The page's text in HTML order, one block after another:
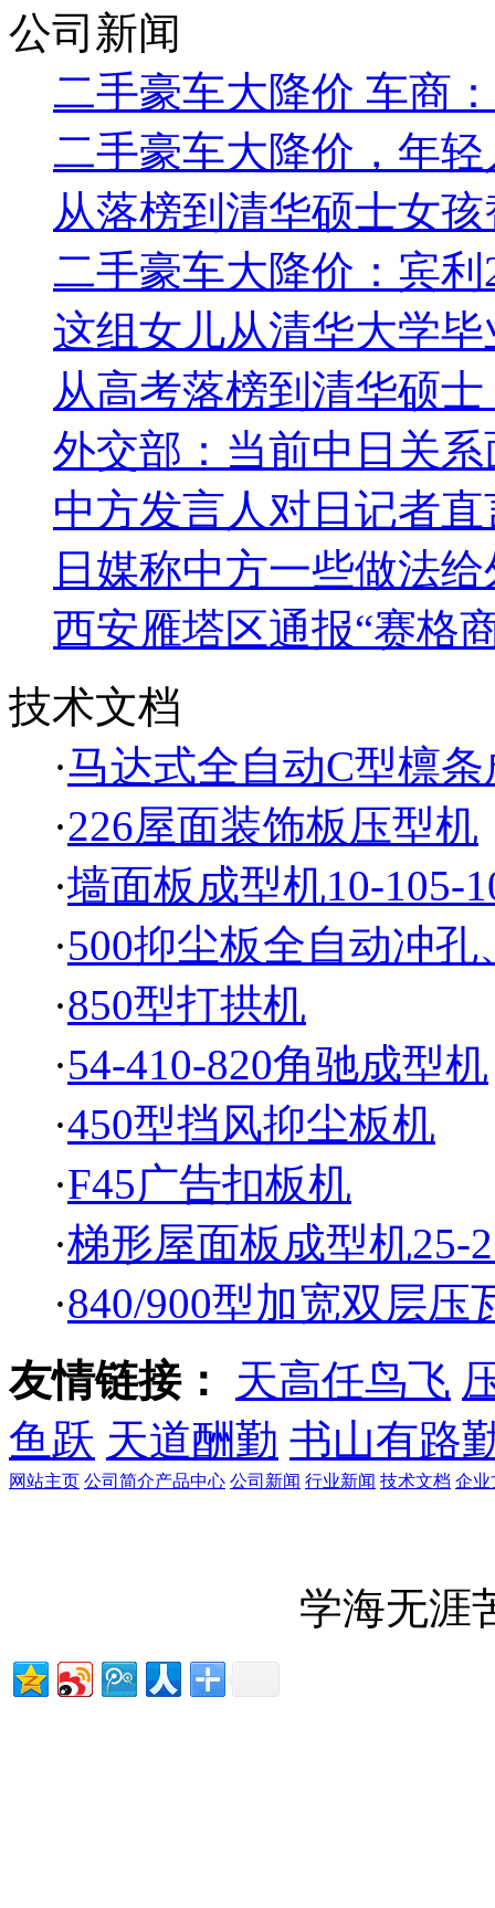
公司新闻
二手豪车大降价 车商
二手豪车大降价，年
从落榜到清华硕士女
二手豪车大降价：宾
这组女儿从清华大学
从高考落榜到清华硕
外交部：当前中日关
中方发言人对日记者
日媒称中方一些做法
西安雁塔区通报“赛格
技术文档
·马达式全自动C型檩
·226屋面装饰板压型机
·墙面板成型机10-105-
·500抑尘板全自动冲
·850型打拱机
·54-410-820角驰成型机
·450型挡风抑尘板机
·F45广告扣板机
·梯形屋面板成型机25-
·840/900型加宽双层压
友情链接：
天高任鸟飞
鱼跃 天道酬勤 书山有路
网站主页 公司简介产品中心 公司新闻 行业新闻 技术文档 企业
学海无涯